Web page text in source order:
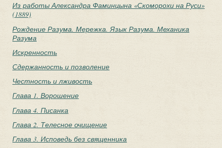
Из работы Александра Фаминцына «Скоморохи на Руси»
(1889)
Рождение Разума. Мережка. Язык Разума. Механика
Разума
Искренность
Сдержанность и позволение
Честность и лживость
Глава 1. Ворошение
Глава 4. Писанка
Глава 2. Телесное очищение
Глава 3. Исповедь без священника